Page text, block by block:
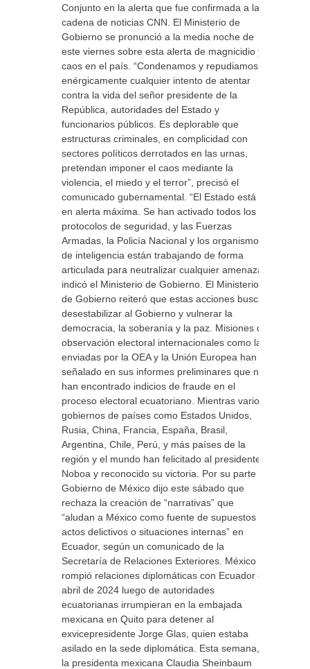
Conjunto en la alerta que fue confirmada a la
cadena de noticias CNN. El Ministerio de
Gobierno se pronunció a la media noche de
este viernes sobre esta alerta de magnicidio y
caos en el país. “Condenamos y repudiamos
enérgicamente cualquier intento de atentar
contra la vida del señor presidente de la
República, autoridades del Estado y
funcionarios públicos. Es deplorable que
estructuras criminales, en complicidad con
sectores políticos derrotados en las urnas,
pretendan imponer el caos mediante la
violencia, el miedo y el terror”, precisó el
comunicado gubernamental. “El Estado está
en alerta máxima. Se han activado todos los
protocolos de seguridad, y las Fuerzas
Armadas, la Policía Nacional y los organismos
de inteligencia están trabajando de forma
articulada para neutralizar cualquier amenaza”,
indicó el Ministerio de Gobierno. El Ministerio
de Gobierno reiteró que estas acciones buscan
desestabilizar al Gobierno y vulnerar la
democracia, la soberanía y la paz. Misiones de
observación electoral internacionales como las
enviadas por la OEA y la Unión Europea han
señalado en sus informes preliminares que no
han encontrado indicios de fraude en el
proceso electoral ecuatoriano. Mientras varios
gobiernos de países como Estados Unidos,
Rusia, China, Francia, España, Brasil,
Argentina, Chile, Perú, y más países de la
región y el mundo han felicitado al presidente
Noboa y reconocido su victoria. Por su parte el
Gobierno de México dijo este sábado que
rechaza la creación de “narrativas” que
“aludan a México como fuente de supuestos
actos delictivos o situaciones internas” en
Ecuador, según un comunicado de la
Secretaría de Relaciones Exteriores. México
rompió relaciones diplomáticas con Ecuador en
abril de 2024 luego de autoridades
ecuatorianas irrumpieran en la embajada
mexicana en Quito para detener al
exvicepresidente Jorge Glas, quien estaba
asilado en la sede diplomática. Esta semana,
la presidenta mexicana Claudia Sheinbaum